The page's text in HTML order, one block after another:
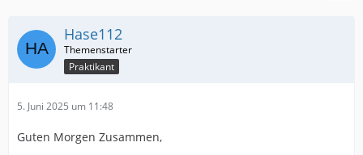
Hase112
Praktikant
5. Juni 2025 um 11:48
Guten Morgen Zusammen,